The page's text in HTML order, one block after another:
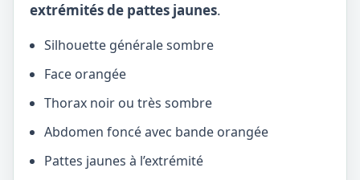
extrémités de pattes jaunes.
Silhouette générale sombre
Face orangée
Thorax noir ou très sombre
Abdomen foncé avec bande orangée
Pattes jaunes à l’extrémité